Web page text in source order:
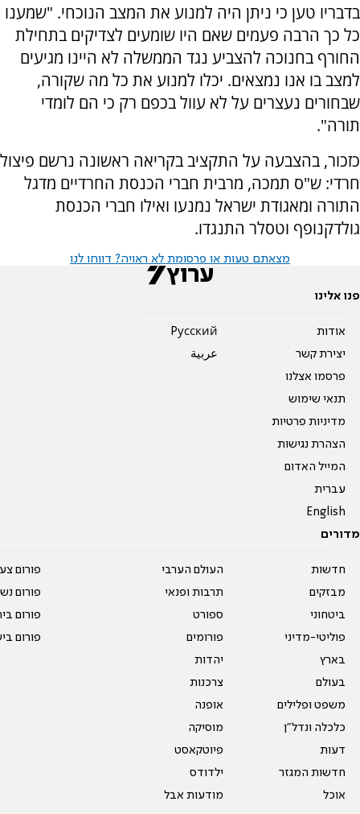
בדבריו טען כי ניתן היה למנוע את המצב הנוכחי. "שמענו
כל כך הרבה פעמים שאם היו שומעים לצדיקים בתחילת
החורף בחנוכה להצביע נגד הממשלה לא היינו מגיעים
למצב בו אנו נמצאים. יכלו למנוע את כל מה שקורה,
שבחורים נעצרים על לא עוול בכפם רק כי הם לומדי
תורה".
כזכור, בהצבעה על התקציב בקריאה ראשונה נרשם פיצול
חרדי: ש"ס תמכה, מרבית חברי הכנסת החרדיים מדגל
התורה ומאגודת ישראל נמנעו ואילו חברי הכנסת
גולדקנופף וטסלר התנגדו.
מצאתם טעות או פרסומת לא ראויה? דווחו לנו
פנו אלינו
אודות
יצירת קשר
פרסמו אצלנו
תנאי שימוש
מדיניות פרטיות
הצהרת נגישות
המייל האדום
עברית
English
Pусский
عربية
מדורים
חדשות
מבזקים
ביטחוני
פוליטי-מדיני
בארץ
בעולם
משפט ופלילים
כלכלה ונדל"ן
דעות
חדשות המגזר
אוכל
העולם הערבי
תרבות ופנאי
ספורט
פורומים
יהדות
צרכנות
אופנה
מוסיקה
פיוטקאסט
ילדודס
מודעות אבל
פורום
פורום
פורום
פורום